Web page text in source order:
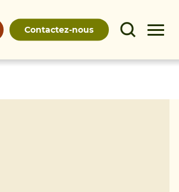
Contactez-nous